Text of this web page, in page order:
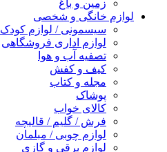
زمین و باغ
لوازم خانگی و شخصی
سیسمونی / لوازم کودک
لوازم اداری فروشگاهی
تصفیه آب و هوا
کیف و کفش
مجله و کتاب
پوشاک
کالای خواب
فرش / گلیم / قالیچه
لوازم چوبی / مبلمان
لوازم برقی و گازی